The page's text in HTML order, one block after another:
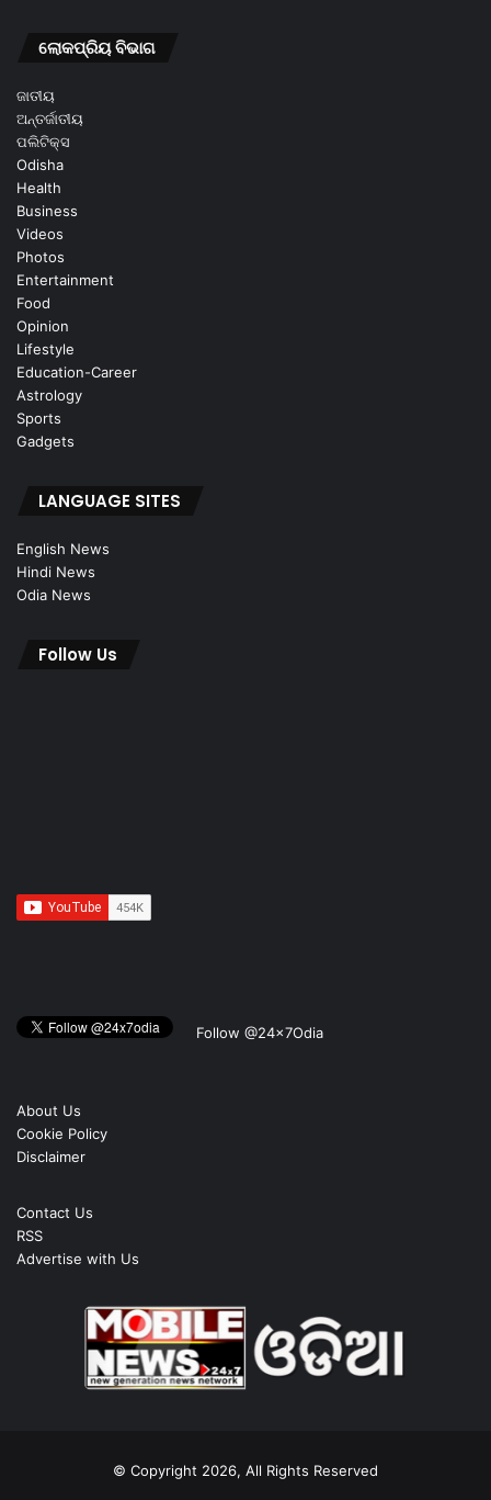
ଲୋକପ୍ରିୟ ବିଭାଗ
ଜାତୀୟ
ଅନ୍ତର୍ଜାତୀୟ
ପଲିଟିକ୍ସ
Odisha
Health
Business
Videos
Photos
Entertainment
Food
Opinion
Lifestyle
Education-Career
Astrology
Sports
Gadgets
LANGUAGE SITES
English News
Hindi News
Odia News
Follow Us
Follow @24x7Odia
About Us
Cookie Policy
Disclaimer
Contact Us
RSS
Advertise with Us
© Copyright 2026, All Rights Reserved